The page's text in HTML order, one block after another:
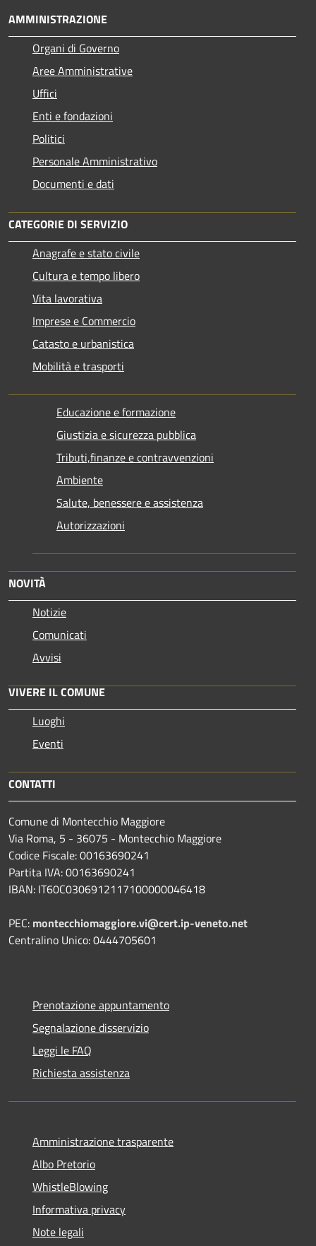
AMMINISTRAZIONE
Organi di Governo
Aree Amministrative
Uffici
Enti e fondazioni
Politici
Personale Amministrativo
Documenti e dati
CATEGORIE DI SERVIZIO
Anagrafe e stato civile
Cultura e tempo libero
Vita lavorativa
Imprese e Commercio
Catasto e urbanistica
Mobilità e trasporti
Educazione e formazione
Giustizia e sicurezza pubblica
Tributi,finanze e contravvenzioni
Ambiente
Salute, benessere e assistenza
Autorizzazioni
NOVITÀ
Notizie
Comunicati
Avvisi
VIVERE IL COMUNE
Luoghi
Eventi
CONTATTI
Comune di Montecchio Maggiore
Via Roma, 5 - 36075 - Montecchio Maggiore
Codice Fiscale: 00163690241
Partita IVA: 00163690241
IBAN: IT60C0306912117100000046418
PEC: montecchiomaggiore.vi@cert.ip-veneto.net
Centralino Unico: 0444705601
Prenotazione appuntamento
Segnalazione disservizio
Leggi le FAQ
Richiesta assistenza
Amministrazione trasparente
Albo Pretorio
WhistleBlowing
Informativa privacy
Note legali